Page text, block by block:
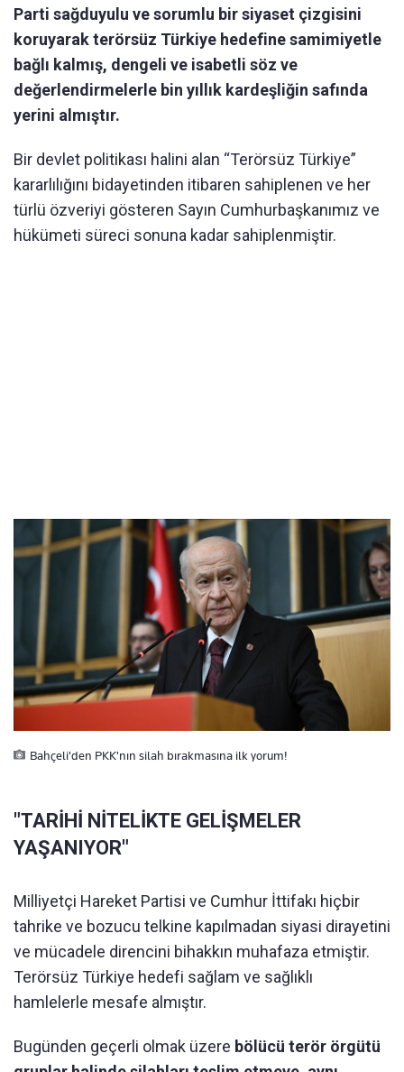
Parti sağduyulu ve sorumlu bir siyaset çizgisini
koruyarak terörsüz Türkiye hedefine samimiyetle
bağlı kalmış, dengeli ve isabetli söz ve
değerlendirmelerle bin yıllık kardeşliğin safında
yerini almıştır.
Bir devlet politikası halini alan “Terörsüz Türkiye”
kararlılığını bidayetinden itibaren sahiplenen ve her
türlü özveriyi gösteren Sayın Cumhurbaşkanımız ve
hükümeti süreci sonuna kadar sahiplenmiştir.
Bahçeli'den PKK'nın silah bırakmasına ilk yorum!
"TARİHİ NİTELİKTE GELİŞMELER
YAŞANIYOR"
Milliyetçi Hareket Partisi ve Cumhur İttifakı hiçbir
tahrike ve bozucu telkine kapılmadan siyasi dirayetini
ve mücadele direncini bihakkın muhafaza etmiştir.
Terörsüz Türkiye hedefi sağlam ve sağlıklı
hamlelerle mesafe almıştır.
Bugünden geçerli olmak üzere bölücü terör örgütü